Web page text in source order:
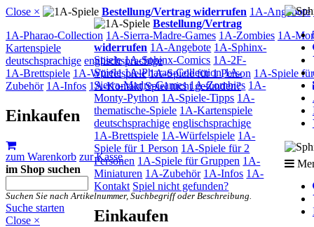
Bestellung/Vertrag
widerrufen 1A-Angebote 1A-Sphinx-
Spiele 1A-Sphinx-Comics 1A-2F-
Spiele 1A-Pharao-Collection 1A-
Sierra-Madre-Games 1A-Zombies 1A-
Monty-Python 1A-Spiele-Tipps 1A-
thematische-Spiele 1A-Kartenspiele
deutschsprachige englischsprachige
1A-Brettspiele 1A-Würfelspiele 1A-
Spiele für 1 Person 1A-Spiele für 2
Personen 1A-Spiele für Gruppen 1A-
Miniaturen 1A-Zubehör 1A-Infos 1A-
Kontakt Spiel nicht gefunden?
Einkaufen
Close × Bestellung/Vertrag widerrufen 1A-Angebote
1A-Pharao-Collection 1A-Sierra-Madre-Games 1A-Zombies 1A-
Kartenspiele
deutschsprachige englischsprachige
1A-Brettspiele 1A-Würfelspiele 1A-Spiele für 1 Person 1A-Spiele
Zubehör 1A-Infos 1A-Kontakt Spiel nicht gefunden?
Einkaufen
zum Warenkorb zur Kasse
im Shop suchen
Suchen Sie nach Artikelnummer, Suchbegriff oder Beschreibung.
Suche starten
Close ×